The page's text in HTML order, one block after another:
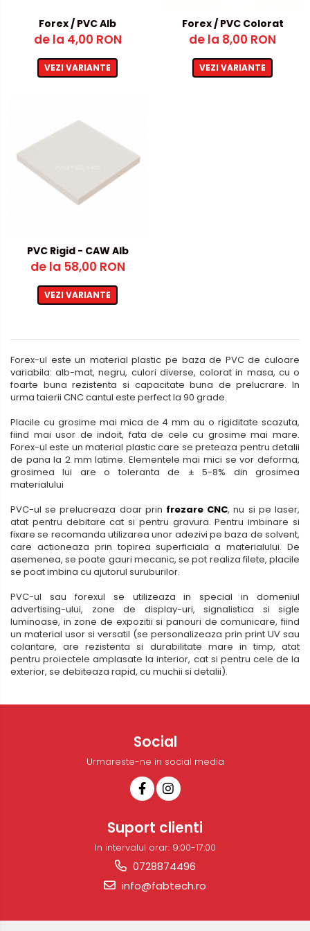
Metalex-ABS
PET-G
Policarbonat Compact
Forex / PVC Alb
de la 4,00 RON
VEZI VARIANTE
Forex / PVC Colorat
de la 8,00 RON
VEZI VARIANTE
PVC Rigid - CAW Alb
de la 58,00 RON
VEZI VARIANTE
Forex-ul este un material plastic pe baza de PVC de culoare
variabila: alb-mat, negru, culori diverse, colorat in masa, cu o
foarte buna rezistenta si capacitate buna de prelucrare. In
urma taierii CNC cantul este perfect la 90 grade.
Placile cu grosime mai mica de 4 mm au o rigiditate scazuta,
fiind mai usor de indoit, fata de cele cu grosime mai mare.
Forex-ul este un material plastic care se preteaza pentru detalii
de pana la 2 mm latime. Elementele mai mici se vor deforma,
grosimea lui are o toleranta de ± 5-8% din grosimea
materialului
PVC-ul se prelucreaza doar prin frezare CNC, nu si pe laser,
atat pentru debitare cat si pentru gravura. Pentru imbinare si
fixare se recomanda utilizarea unor adezivi pe baza de solvent,
care actioneaza prin topirea superficiala a materialului. De
asemenea, se poate gauri mecanic, se pot realiza filete, placile
se poat imbina cu ajutorul suruburilor.
PVC-ul sau forexul se utilizeaza in special in domeniul
advertising-ului, zone de display-uri, signalistica si sigle
luminoase, in zone de expozitii si panouri de comunicare, fiind
un material usor si versatil (se personalizeaza prin print UV sau
colantare, are rezistenta si durabilitate mare in timp, atat
pentru proiectele amplasate la interior, cat si pentru cele de la
exterior, se debiteaza rapid, cu muchii si detalii).
Social
Urmareste-ne in social media
Suport clienti
In intervalul orar: 9:00-17:00
0728874496
info@fabtech.ro